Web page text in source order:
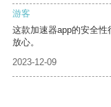
游客
这款加速器app的安全
放心。
2023-12-09